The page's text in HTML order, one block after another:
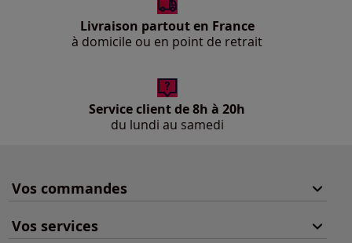
Livraison partout en France
à domicile ou en point de retrait
Service client de 8h à 20h
du lundi au samedi
Vos commandes
Vos services